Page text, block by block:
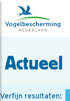
Actueel
Verfijn resultaten: